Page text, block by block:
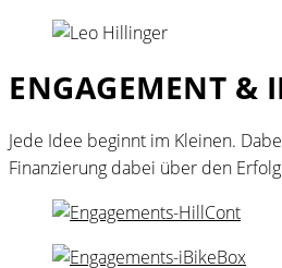
ENGAGEMENT &
Jede Idee beginnt im Kleinen.
Finanzierung dabei über den